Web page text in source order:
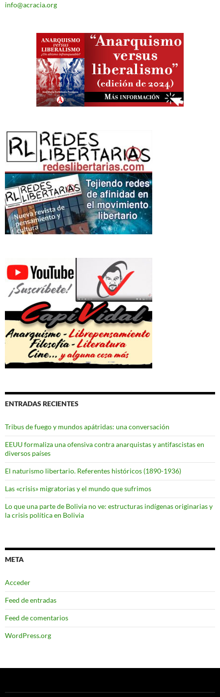
info@acracia.org
ENTRADAS RECIENTES
Tribus de fuego y mundos apátridas: una conversación
EEUU formaliza una ofensiva contra anarquistas y antifascistas en
diversos países
El naturismo libertario. Referentes históricos (1890-1936)
Las «crisis» migratorias y el mundo que sufrimos
Lo que una parte de Bolivia no ve: estructuras indígenas originarias y
la crisis política en Bolivia
META
Acceder
Feed de entradas
Feed de comentarios
WordPress.org